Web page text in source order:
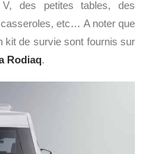
des petites tables, des
etc… A noter que
kit de survie sont fournis sur
Rodiaq.